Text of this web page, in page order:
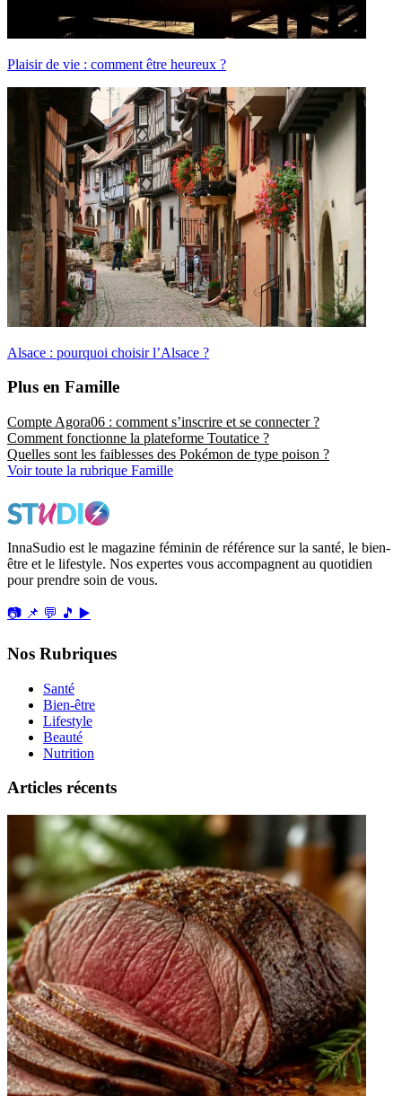
Plaisir de vie : comment être heureux ?
Alsace : pourquoi choisir l’Alsace ?
Plus en Famille
Compte Agora06 : comment s’inscrire et se connecter ?
Comment fonctionne la plateforme Toutatice ?
Quelles sont les faiblesses des Pokémon de type poison ?
Voir toute la rubrique Famille
InnaSudio est le magazine féminin de référence sur la santé, le bien-
être et le lifestyle. Nos expertes vous accompagnent au quotidien
pour prendre soin de vous.
📷 📌 💬 🎵 ▶️
Nos Rubriques
Santé
Bien-être
Lifestyle
Beauté
Nutrition
Articles récents